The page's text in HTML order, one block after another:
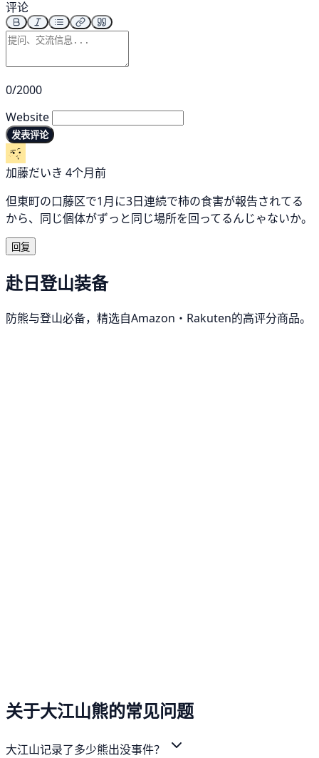
评论
0/2000
Website
发表评论
加藤だいき 4个月前
但東町の口藤区で1月に3日連続で柿の食害が報告されてる
から、同じ個体がずっと同じ場所を回ってるんじゃないか。
回复
赴日登山装备
防熊与登山必备，精选自Amazon・Rakuten的高评分商品。
关于大江山熊的常见问题
大江山记录了多少熊出没事件？